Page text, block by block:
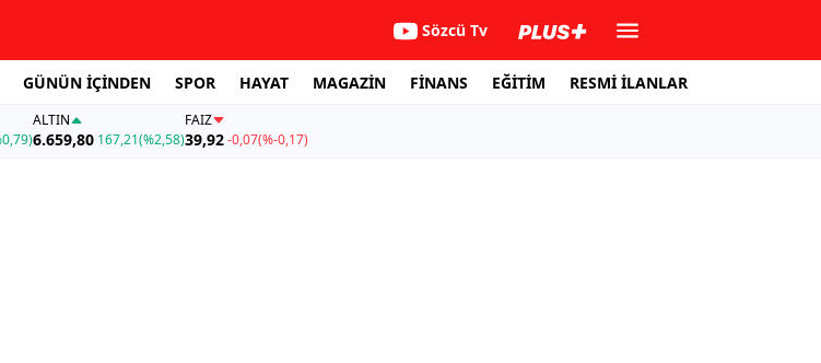
Sözcü Tv
GÜNÜN İÇİNDEN SPOR HAYAT MAGAZİN FİNANS EĞİTİM RESMİ İLANLAR
ALTIN
6.659,80 167,21(%2,58)
FAİZ
39,92-0,07(%-0,17)